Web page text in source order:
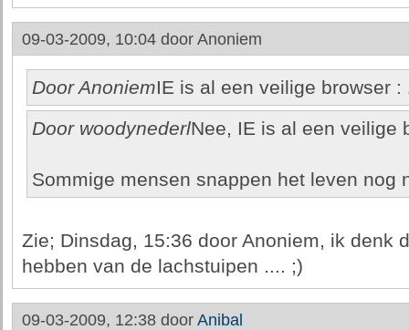
09-03-2009, 10:04 door Anoniem
Door AnoniemIE is al een veilige browser :
Door woodynederlNee, IE is al een veilige
Sommige mensen snappen het leven nog
Zie; Dinsdag, 15:36 door Anoniem, ik denk
hebben van de lachstuipen .... ;)
09-03-2009, 12:38 door Anibal